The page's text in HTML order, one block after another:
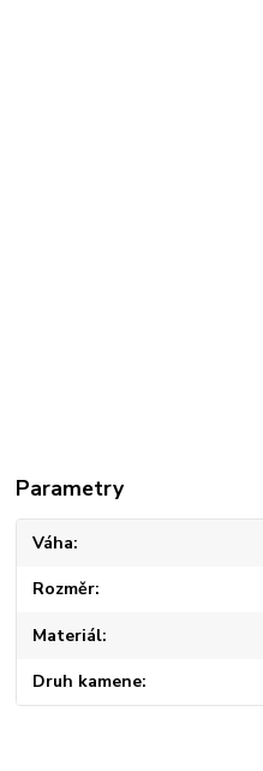
Parametry
Váha
Rozměr
Materiál
Druh kamene